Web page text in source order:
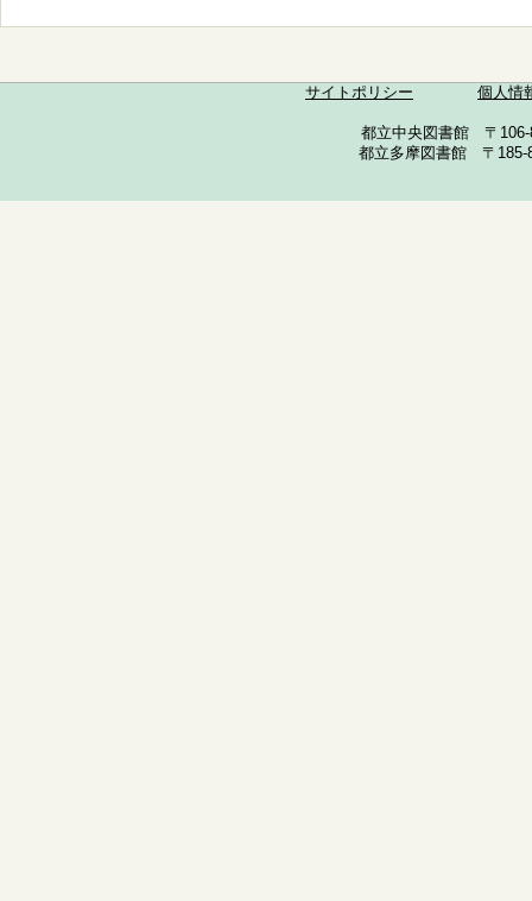
サイトポリシー 個人情
都立中央図書館 〒
都立多摩図書館 〒185-